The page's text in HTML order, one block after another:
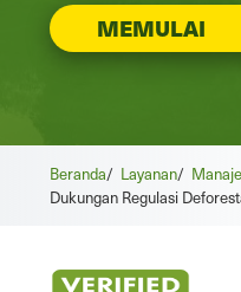
MEMULAI
Beranda/ Layanan/
Dukungan Regulasi